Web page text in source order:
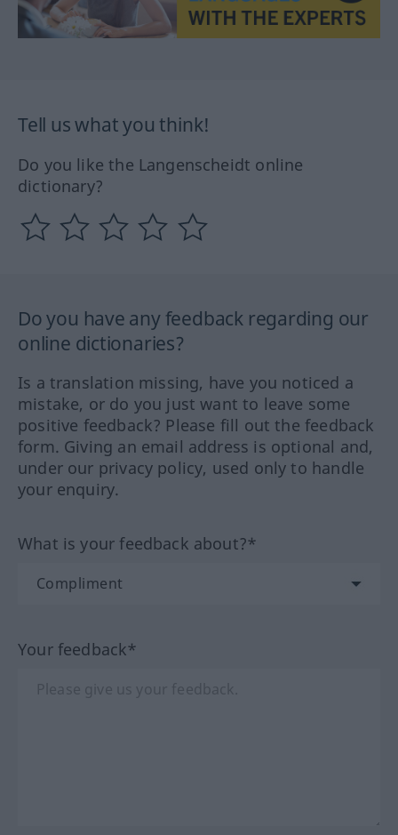
Tell us what you think!
Do you like the Langenscheidt online
dictionary?
Do you have any feedback regarding our
online dictionaries?
Is a translation missing, have you noticed a
mistake, or do you just want to leave some
positive feedback? Please fill out the feedback
form. Giving an email address is optional and,
under our privacy policy, used only to handle
your enquiry.
What is your feedback about?*
Your feedback*